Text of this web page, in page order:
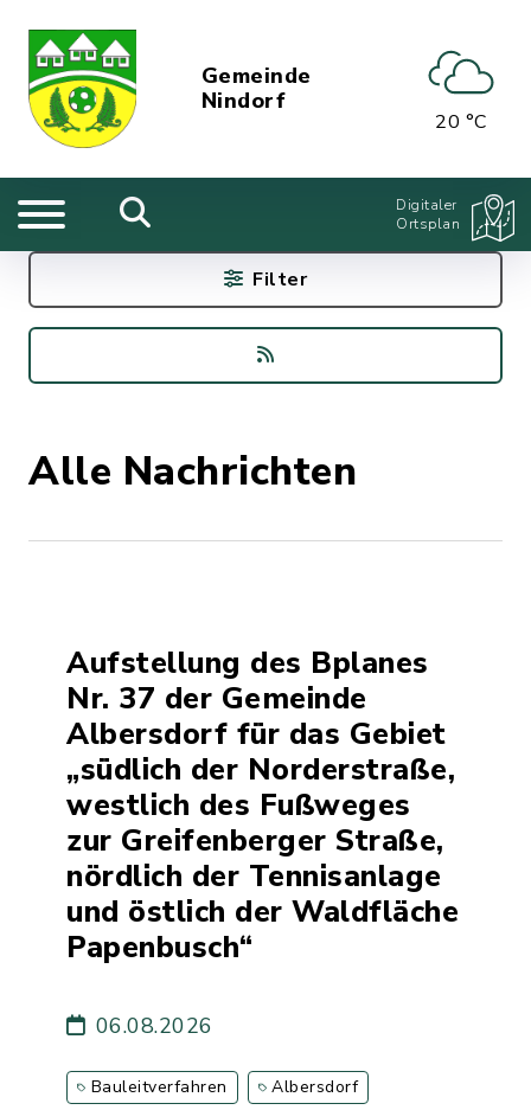
Gemeinde
Nindorf
20 °C
Digitaler
Ortsplan
Alle Nachrichten
Aufstellung des Bplanes
Nr. 37 der Gemeinde
Albersdorf für das Gebiet
„südlich der Norderstraße,
westlich des Fußweges
zur Greifenberger Straße,
nördlich der Tennisanlage
und östlich der Waldfläche
Papenbusch“
06.08.2026
Bauleitverfahren Albersdorf
Filter